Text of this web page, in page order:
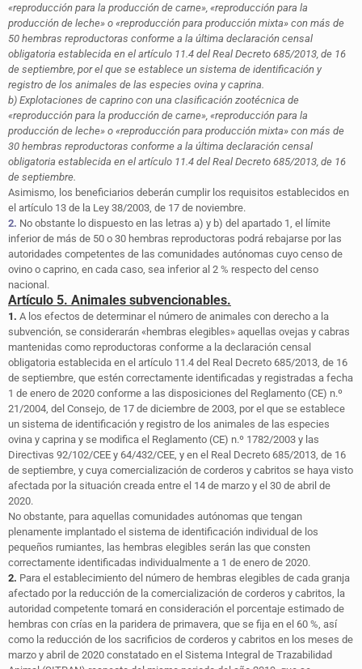
«reproducción para la producción de carne», «reproducción para la
producción de leche» o «reproducción para producción mixta» con más de
50 hembras reproductoras conforme a la última declaración censal
obligatoria establecida en el artículo 11.4 del Real Decreto 685/2013, de 16
de septiembre, por el que se establece un sistema de identificación y
registro de los animales de las especies ovina y caprina.
b) Explotaciones de caprino con una clasificación zootécnica de
«reproducción para la producción de carne», «reproducción para la
producción de leche» o «reproducción para producción mixta» con más de
30 hembras reproductoras conforme a la última declaración censal
obligatoria establecida en el artículo 11.4 del Real Decreto 685/2013, de 16
de septiembre.
Asimismo, los beneficiarios deberán cumplir los requisitos establecidos en
el artículo 13 de la Ley 38/2003, de 17 de noviembre.
2. No obstante lo dispuesto en las letras a) y b) del apartado 1, el límite
inferior de más de 50 o 30 hembras reproductoras podrá rebajarse por las
autoridades competentes de las comunidades autónomas cuyo censo de
ovino o caprino, en cada caso, sea inferior al 2 % respecto del censo
nacional.
Artículo 5. Animales subvencionables.
1. A los efectos de determinar el número de animales con derecho a la
subvención, se considerarán «hembras elegibles» aquellas ovejas y cabras
mantenidas como reproductoras conforme a la declaración censal
obligatoria establecida en el artículo 11.4 del Real Decreto 685/2013, de 16
de septiembre, que estén correctamente identificadas y registradas a fecha
1 de enero de 2020 conforme a las disposiciones del Reglamento (CE) n.º
21/2004, del Consejo, de 17 de diciembre de 2003, por el que se establece
un sistema de identificación y registro de los animales de las especies
ovina y caprina y se modifica el Reglamento (CE) n.º 1782/2003 y las
Directivas 92/102/CEE y 64/432/CEE, y en el Real Decreto 685/2013, de 16
de septiembre, y cuya comercialización de corderos y cabritos se haya visto
afectada por la situación creada entre el 14 de marzo y el 30 de abril de
2020.
No obstante, para aquellas comunidades autónomas que tengan
plenamente implantado el sistema de identificación individual de los
pequeños rumiantes, las hembras elegibles serán las que consten
correctamente identificadas individualmente a 1 de enero de 2020.
2. Para el establecimiento del número de hembras elegibles de cada granja
afectado por la reducción de la comercialización de corderos y cabritos, la
autoridad competente tomará en consideración el porcentaje estimado de
hembras con crías en la paridera de primavera, que se fija en el 60 %, así
como la reducción de los sacrificios de corderos y cabritos en los meses de
marzo y abril de 2020 constatado en el Sistema Integral de Trazabilidad